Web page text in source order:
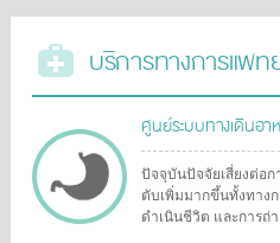
บริการทางการแพท
ศูนย์ระบบทางเดินอา
ปัจจุบันปัจจัยเสี่ยงต่อก
ตับเพิ่มมากขึ้นทั้งทาง
ดำเนินชีวิต และการถ่